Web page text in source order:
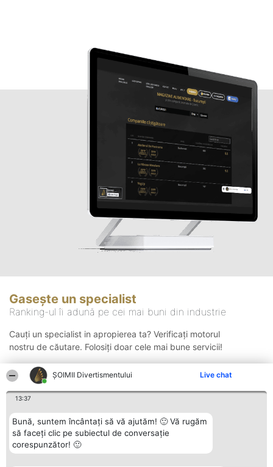
ŞOIMII Divertismentului Live chat
13:37
Bună, suntem încântați să vă ajutăm! 🙂 Vă rugăm
să faceți clic pe subiectul de conversație
corespunzător! 🙂
Gasește un specialist
Ranking-ul îi adună pe cei mai buni din industrie
Cauți un specialist in apropierea ta? Verificați motorul
nostru de căutare. Folosiți doar cele mai bune servicii!